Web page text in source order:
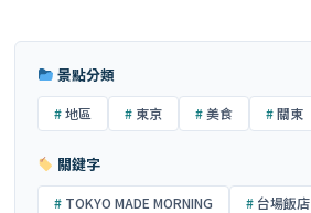
景點分類
地區 東京 美食 關東
關鍵字
TOKYO MADE MORNING 台場飯店